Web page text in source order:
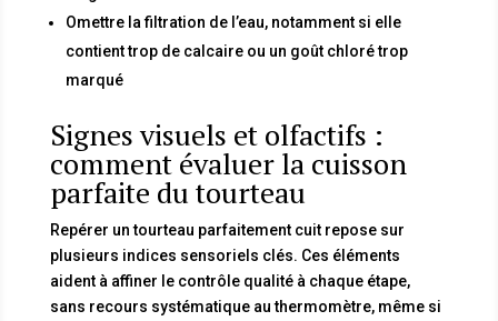
Omettre la filtration de l’eau, notamment si elle
contient trop de calcaire ou un goût chloré trop
marqué
Signes visuels et olfactifs :
comment évaluer la cuisson
parfaite du tourteau
Repérer un tourteau parfaitement cuit repose sur
plusieurs indices sensoriels clés. Ces éléments
aident à affiner le contrôle qualité à chaque étape,
sans recours systématique au thermomètre, même si